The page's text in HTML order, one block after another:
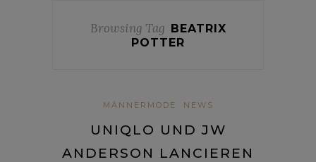
Browsing Tag BEATRIX
POTTER
MÄNNERMODE NEWS
UNIQLO UND JW
ANDERSON LANCIEREN